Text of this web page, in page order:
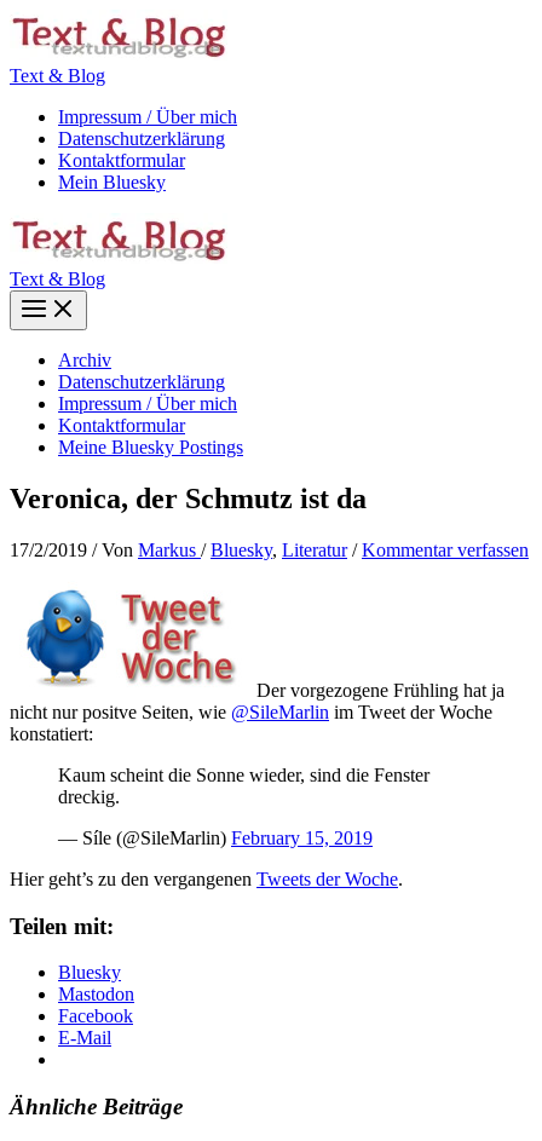
Zum
Inhalt
Text & Blog
Impressum / Über mich
Datenschutzerklärung
Kontaktformular
Mein Bluesky
Text & Blog
Main
Menu
Archiv
Datenschutzerklärung
Impressum / Über mich
Kontaktformular
Meine Bluesky Postings
Veronica, der Schmutz ist da
17/2/2019 / Von Markus /Bluesky, Literatur/Kommentar verfassen
Der vorgezogene Frühling hat ja
nicht nur positve Seiten, wie @SileMarlin im Tweet der Woche
konstatiert:
Kaum scheint die Sonne wieder, sind die Fenster
dreckig.
— Síle (@SileMarlin) February 15, 2019
Hier geht’s zu den vergangenen Tweets der Woche.
Teilen mit:
Bluesky
Mastodon
Facebook
E-Mail
Ähnliche Beiträge